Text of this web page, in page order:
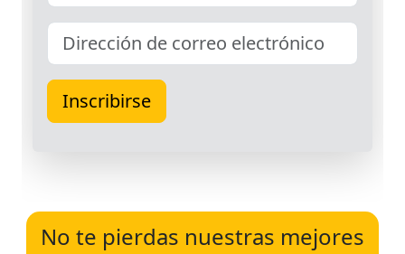
No te pierdas nuestras mejores